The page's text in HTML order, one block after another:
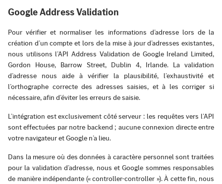
Google Address Validation
Pour vérifier et normaliser les informations d’adresse lors de la
création d’un compte et lors de la mise à jour d’adresses existantes,
nous utilisons l’API Address Validation de Google Ireland Limited,
Gordon House, Barrow Street, Dublin 4, Irlande. La validation
d’adresse nous aide à vérifier la plausibilité, l’exhaustivité et
l’orthographe correcte des adresses saisies, et à les corriger si
nécessaire, afin d’éviter les erreurs de saisie.
L’intégration est exclusivement côté serveur : les requêtes vers l’API
sont effectuées par notre backend ; aucune connexion directe entre
votre navigateur et Google n’a lieu.
Dans la mesure où des données à caractère personnel sont traitées
pour la validation d’adresse, nous et Google sommes responsables
de manière indépendante (« controller-controller »). À cette fin, nous